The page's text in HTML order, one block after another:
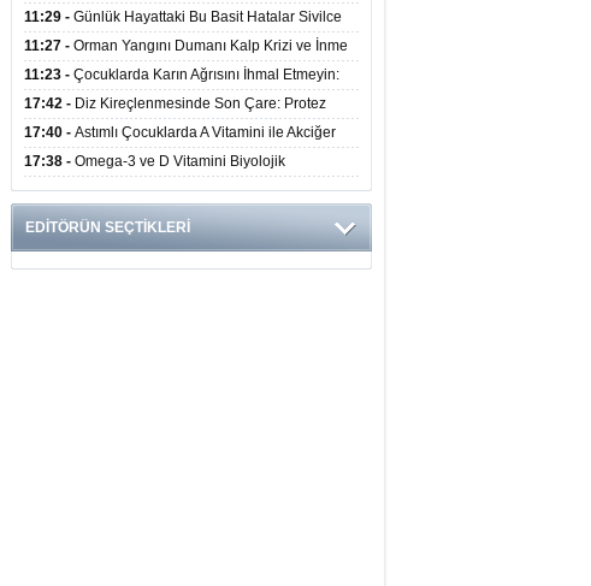
Dev Kadrosuyla Görev Başında
11:29 - Günlük Hayattaki Bu Basit Hatalar Sivilce
Oluşumunu Tetikliyor
11:27 - Orman Yangını Dumanı Kalp Krizi ve İnme
Riskini Artırıyor
11:23 - Çocuklarda Karın Ağrısını İhmal Etmeyin:
Apandisit Habercisi Olabilir
17:42 - Diz Kireçlenmesinde Son Çare: Protez
Ameliyatı İle Yaşam Kalitesi Artıyor
17:40 - Astımlı Çocuklarda A Vitamini ile Akciğer
Hacmi Arasında Bağlantı Bulundu
17:38 - Omega-3 ve D Vitamini Biyolojik
Yaşlanmayı Yavaşlatabilir
EDİTÖRÜN SEÇTİKLERİ